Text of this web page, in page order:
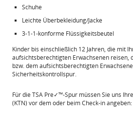
Schuhe
Leichte Überbekleidung/Jacke
3-1-1-konforme Flüssigkeitsbeutel
Kinder bis einschließlich 12 Jahren, die mit
aufsichtsberechtigten Erwachsenen reisen,
bzw. dem aufsichtsberechtigten
Sicherheitskontrollspur.
Für die TSA Pre✓™-Spur müssen Sie uns
(KTN) vor dem oder beim Check-in angeben: